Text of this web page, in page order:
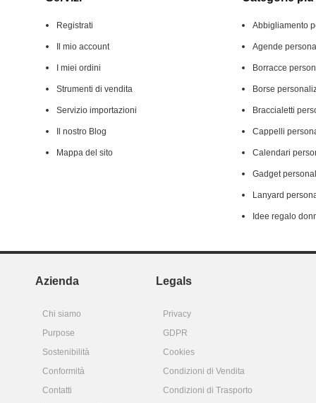
Registrati
Il mio account
I miei ordini
Strumenti di vendita
Servizio importazioni
Il nostro Blog
Mappa del sito
Abbigliamento
Agende
Borracce
Borse
Braccialetti
Cappelli
Calendari
Gadget
Lanyard
Idee regalo
Azienda Legals
Chi siamo
Privacy
Purpose
GDPR
Sostenibilità
Cookies
Conformità
Condizioni di Vendita
Contatti
Condizioni di Trasporto